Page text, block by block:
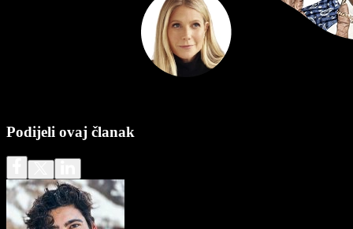
Podijeli ovaj članak